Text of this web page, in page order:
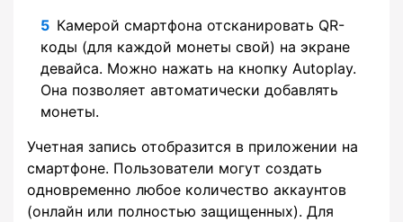
Камерой смартфона отсканировать QR-
коды (для каждой монеты свой) на экране
девайса. Можно нажать на кнопку Autoplay.
Она позволяет автоматически добавлять
монеты.
Учетная запись отобразится в приложении на
смартфоне. Пользователи могут создать
одновременно любое количество аккаунтов
(онлайн или полностью защищенных). Для